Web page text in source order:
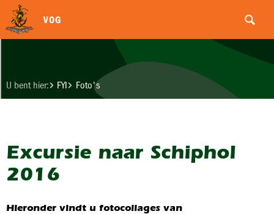
VOG
U bent hier: FYI Foto's
Excursie naar Schiphol
2016
Hieronder vindt u fotocollages van